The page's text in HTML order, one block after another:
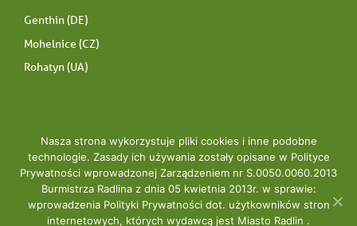
Genthin (DE)
Mohelnice (CZ)
Rohatyn (UA)
Copyright © 2020 UM Radlin
Nasza strona wykorzystuje pliki cookies i inne podobne
technologie. Zasady ich używania zostały opisane w Polityce
Prywatności wprowadzonej Zarządzeniem nr S.0050.0060.2013
Burmistrza Radlina z dnia 05 kwietnia 2013r. w sprawie:
wprowadzenia Polityki Prywatności dot. użytkowników stron
internetowych, których wydawcą jest Miasto Radlin .